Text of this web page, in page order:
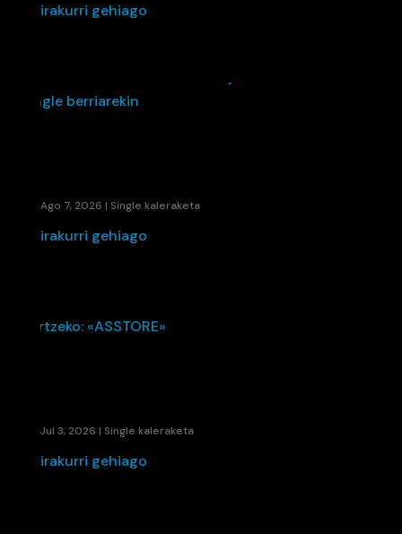
irakurri gehiago
Ago 7, 2026 | Single kaleraketa
irakurri gehiago
Jul 3, 2026 | Single kaleraketa
irakurri gehiago